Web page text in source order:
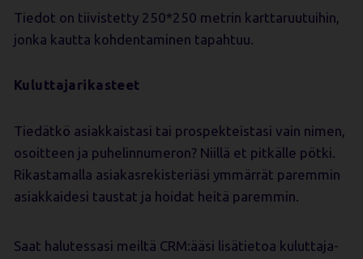
Tiedot on tiivistetty 250*250 metrin karttaruutuihin,
jonka kautta kohdentaminen tapahtuu.
Kuluttajarikasteet
Tiedätkö asiakkaistasi tai prospekteistasi vain nimen,
osoitteen ja puhelinnumeron? Niillä et pitkälle pötki.
Rikastamalla asiakasrekisteriäsi ymmärrät paremmin
asiakkaidesi taustat ja hoidat heitä paremmin.
Saat halutessasi meiltä CRM:ääsi lisätietoa kuluttaja-